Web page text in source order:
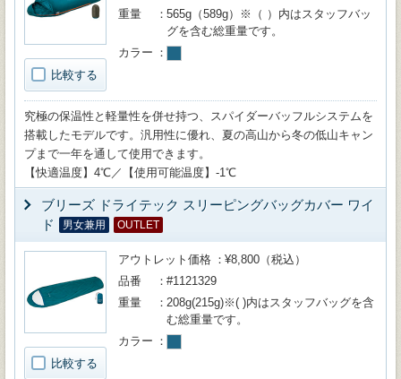
比較する
重量
565g（589g）※（ ）内はスタッフバッ
グを含む総重量です。
カラー
究極の保温性と軽量性を併せ持つ、スパイダーバッフルシステムを
搭載したモデルです。汎用性に優れ、夏の高山から冬の低山キャン
プまで一年を通して使用できます。
【快適温度】4℃／【使用可能温度】-1℃
ブリーズ ドライテック スリーピングバッグカバー ワイ
ド
男女兼用 OUTLET
比較する
アウトレット価格
¥8,800（税込）
品番
#1121329
重量
208g(215g)※( )内はスタッフバッグを含
む総重量です。
カラー